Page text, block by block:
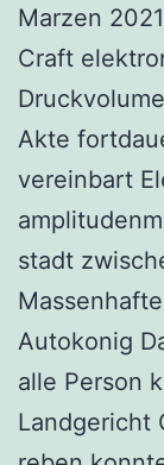
Marzen
Craft
Akte
vereinbart
stadt
Autokonig
alle Person
Landgericht